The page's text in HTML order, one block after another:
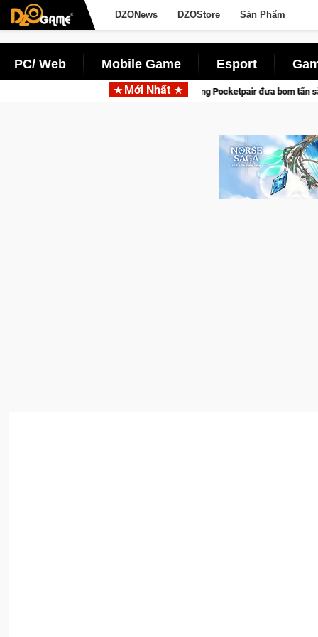
DZONews DZOStore Sản Phẩm
PC/ Web Mobile Game Esport
Mới Nhất
Garena hợp tác cùng Pocketpair đưa bom tấn săn thú sinh tồn lên di